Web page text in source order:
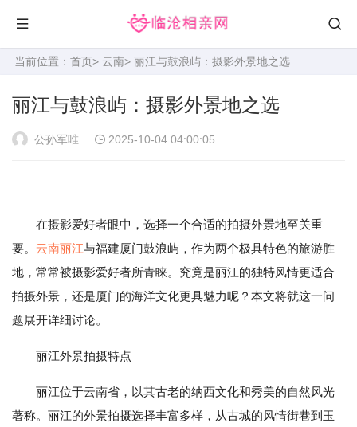
当前位置： 首页> 云南> 丽江与鼓浪屿：摄影外景地之选
丽江与鼓浪屿：摄影外景地之选
公孙军唯 2025-10-04 04:00:05
在摄影爱好者眼中，选择一个合适的拍摄外景地至关重
要。 云南丽江与福建厦门鼓浪屿，作为两个极具特色的旅游胜
地，常常被摄影爱好者所青睐。究竟是丽江的独特风情更适合
拍摄外景，还是厦门的海洋文化更具魅力呢？本文将就这一问
题展开详细讨论。
丽江外景拍摄特点
丽江位于云南省，以其古老的纳西文化和秀美的自然风光
著称。丽江的外景拍摄选择丰富多样，从古城的风情街巷到玉